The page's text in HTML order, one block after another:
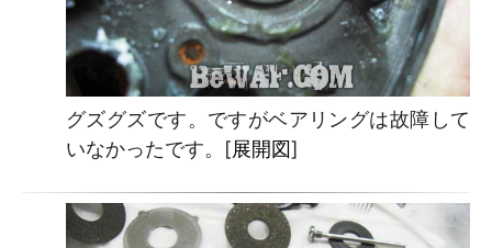
グズグズです。ですがベアリングは故障して
いなかったです。[展開図]